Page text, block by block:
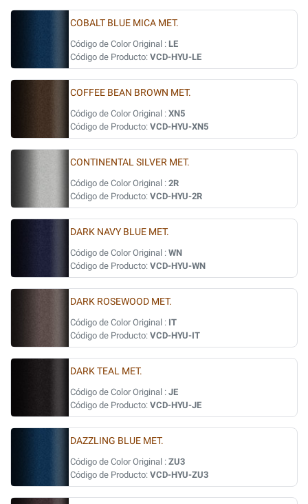
COBALT BLUE MICA MET.
Código de Color Original : LE
Código de Producto: VCD-HYU-LE
COFFEE BEAN BROWN MET.
Código de Color Original : XN5
Código de Producto: VCD-HYU-XN5
CONTINENTAL SILVER MET.
Código de Color Original : 2R
Código de Producto: VCD-HYU-2R
DARK NAVY BLUE MET.
Código de Color Original : WN
Código de Producto: VCD-HYU-WN
DARK ROSEWOOD MET.
Código de Color Original : IT
Código de Producto: VCD-HYU-IT
DARK TEAL MET.
Código de Color Original : JE
Código de Producto: VCD-HYU-JE
DAZZLING BLUE MET.
Código de Color Original : ZU3
Código de Producto: VCD-HYU-ZU3